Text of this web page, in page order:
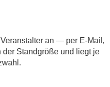
an — per E-Mail,
der Standgröße und liegt je